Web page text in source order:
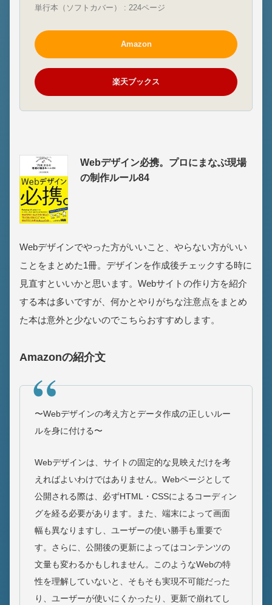
単行本（ソフトカバー） : 224ページ
Amazon
楽天ブックス
Webデザイン必携。プロにまなぶ現場
の制作ルール84
Webデザインでやった方がいいこと、やらない方がいい
ことをまとめた1冊。デザインを作成後チェックする時に
見直すといいかと思います。Webサイトの作り方を紹介
する本は多いですが、何かとやりがちな注意点をまとめ
た本は意外と少ないのでこちらおすすめします。
Amazonの紹介文
〜Webデザインの考え方とデータ作成の正しいルー
ルを身に付ける〜
Webデザインは、サイトの固定的な見映えだけを考
えればよいわけではありません。Webページとして
公開される際は、必ずHTML・CSSによるコーディン
グを経る必要があります。また、端末によって画面
幅も異なりますし、ユーザーの使い勝手も重要で
す。さらに、公開後の更新によってはコンテンツの
文量も変わるかもしれません。このようなWebの特
性を理解していないと、そもそも実現不可能だった
り、ユーザーが使いにくかったり、更新で崩れてし